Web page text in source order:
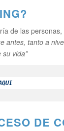
de las
antes, tanto a
vida”
DE